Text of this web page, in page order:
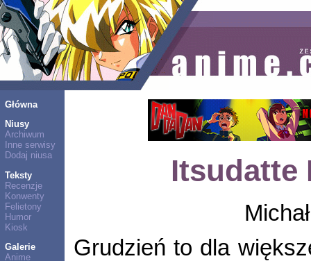
Główna
Niusy
Archiwum
Inne serwisy
Dodaj niusa
Teksty
Recenzje
Konwenty
Felietony
Humor
Kiosk
Galerie
Anime
Itsudatte
Grudzień to dla